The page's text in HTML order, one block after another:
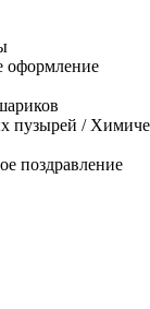
оформление
/
поздравление